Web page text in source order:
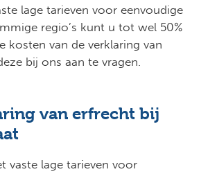
lage tarieven voor eenvoudige
regio’s kunt u tot wel 50%
kosten van de verklaring van
bij ons aan te vragen.
van erfrecht bij
vaste lage tarieven voor